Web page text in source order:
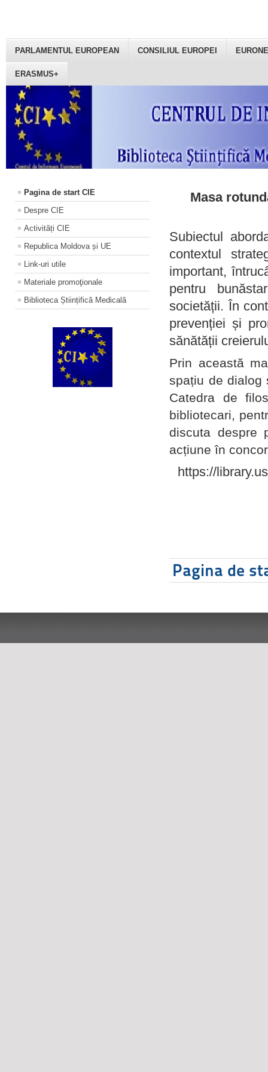
PARLAMENTUL EUROPEAN CONSILIUL EUROPEI
ERASMUS+
Pagina de start CIE
Despre CIE
Activități CIE
Republica Moldova și UE
Link-uri utile
Materiale promoţionale
Biblioteca Științifică Medicală
Masa
Subiectul
contextul
important,
pentru
societății. În
prevenției și
sănătății
Prin această
spațiu de dialog
Catedra de
bibliotecari,
discuta despre
acțiune în
https://
Pagina de